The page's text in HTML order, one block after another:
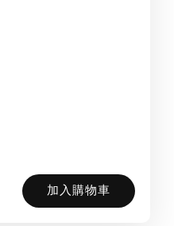
加入購物車